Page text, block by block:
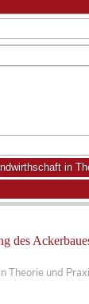
des
Theorie und
in